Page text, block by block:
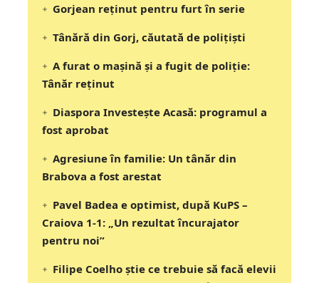
Gorjean reținut pentru furt în serie
Tânără din Gorj, căutată de polițiști
A furat o mașină și a fugit de poliție:
Tânăr reținut
Diaspora Investește Acasă: programul a
fost aprobat
Agresiune în familie: Un tânăr din
Brabova a fost arestat
Pavel Badea e optimist, după KuPS –
Craiova 1-1: „Un rezultat încurajator
pentru noi”
Filipe Coelho știe ce trebuie să facă elevii